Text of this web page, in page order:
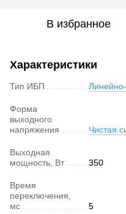
В избранное
Характеристики
Тип ИБП
Форма
выходного
напряжения
Чистая
Выходная
мощность, Вт
350
Время
переключения,
мс
5